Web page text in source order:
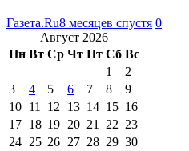
Газета.Ru8 месяцев спустя 0
Август 2026
Пн Вт Ср Чт Пт Сб Вс
1
2
3
4 5 6 7 8
9
10 11 12 13 14 15 16
17 18 19 20 21 22 23
24 25 26 27 28 29 30